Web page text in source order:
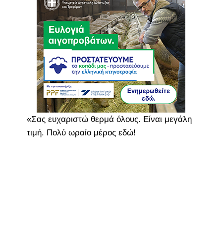
«Σας ευχαριστώ θερμά όλους. Είναι μεγάλη
τιμή. Πολύ ωραίο μέρος εδώ!